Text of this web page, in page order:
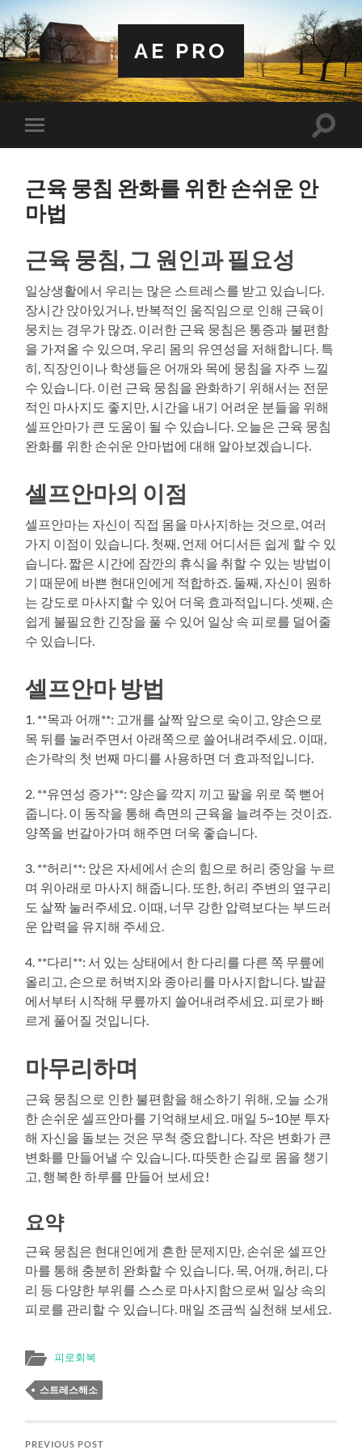
AE PRO
Toggle
mobile
Toggle
근육 뭉침 완화를 위한 손쉬운 안
마법
근육 뭉침, 그 원인과 필요성
일상생활에서 우리는 많은 스트레스를 받고 있습니다.
장시간 앉아있거나, 반복적인 움직임으로 인해 근육이
뭉치는 경우가 많죠. 이러한 근육 뭉침은 통증과 불편함
을 가져올 수 있으며, 우리 몸의 유연성을 저해합니다. 특
히, 직장인이나 학생들은 어깨와 목에 뭉침을 자주 느낄
수 있습니다. 이런 근육 뭉침을 완화하기 위해서는 전문
적인 마사지도 좋지만, 시간을 내기 어려운 분들을 위해
셀프안마가 큰 도움이 될 수 있습니다. 오늘은 근육 뭉침
완화를 위한 손쉬운 안마법에 대해 알아보겠습니다.
셀프안마의 이점
셀프안마는 자신이 직접 몸을 마사지하는 것으로, 여러
가지 이점이 있습니다. 첫째, 언제 어디서든 쉽게 할 수 있
습니다. 짧은 시간에 잠깐의 휴식을 취할 수 있는 방법이
기 때문에 바쁜 현대인에게 적합하죠. 둘째, 자신이 원하
는 강도로 마사지할 수 있어 더욱 효과적입니다. 셋째, 손
쉽게 불필요한 긴장을 풀 수 있어 일상 속 피로를 덜어줄
수 있습니다.
셀프안마 방법
1. **목과 어깨**: 고개를 살짝 앞으로 숙이고, 양손으로
목 뒤를 눌러주면서 아래쪽으로 쓸어내려주세요. 이때,
손가락의 첫 번째 마디를 사용하면 더 효과적입니다.
2. **유연성 증가**: 양손을 깍지 끼고 팔을 위로 쭉 뻗어
줍니다. 이 동작을 통해 측면의 근육을 늘려주는 것이죠.
양쪽을 번갈아가며 해주면 더욱 좋습니다.
3. **허리**: 앉은 자세에서 손의 힘으로 허리 중앙을 누르
며 위아래로 마사지 해줍니다. 또한, 허리 주변의 옆구리
도 살짝 눌러주세요. 이때, 너무 강한 압력보다는 부드러
운 압력을 유지해 주세요.
4. **다리**: 서 있는 상태에서 한 다리를 다른 쪽 무릎에
올리고, 손으로 허벅지와 종아리를 마사지합니다. 발끝
에서부터 시작해 무릎까지 쓸어내려주세요. 피로가 빠
르게 풀어질 것입니다.
마무리하며
근육 뭉침으로 인한 불편함을 해소하기 위해, 오늘 소개
한 손쉬운 셀프안마를 기억해보세요. 매일 5~10분 투자
해 자신을 돌보는 것은 무척 중요합니다. 작은 변화가 큰
변화를 만들어낼 수 있습니다. 따뜻한 손길로 몸을 챙기
고, 행복한 하루를 만들어 보세요!
요약
근육 뭉침은 현대인에게 흔한 문제지만, 손쉬운 셀프안
마를 통해 충분히 완화할 수 있습니다. 목, 어깨, 허리, 다
리 등 다양한 부위를 스스로 마사지함으로써 일상 속의
피로를 관리할 수 있습니다. 매일 조금씩 실천해 보세요.
피로회복
스트레스해소
PREVIOUS POST